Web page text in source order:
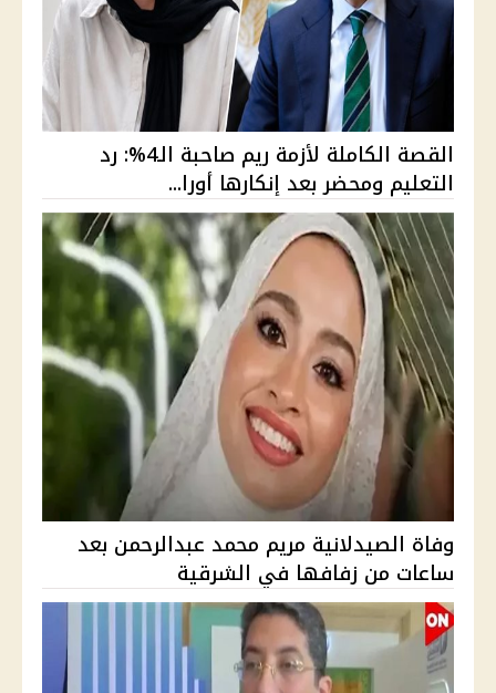
القصة الكاملة لأزمة ريم صاحبة الـ4%: رد
التعليم ومحضر بعد إنكارها أورا...
وفاة الصيدلانية مريم محمد عبدالرحمن بعد
ساعات من زفافها في الشرقية